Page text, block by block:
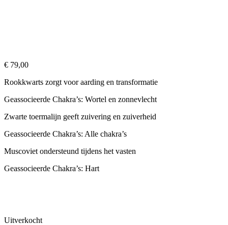
€ 79,00
Rookkwarts zorgt voor aarding en transformatie
Geassocieerde Chakra’s: Wortel en zonnevlecht
Zwarte toermalijn geeft zuivering en zuiverheid
Geassocieerde Chakra’s: Alle chakra’s
Muscoviet ondersteund tijdens het vasten
Geassocieerde Chakra’s: Hart
Uitverkocht